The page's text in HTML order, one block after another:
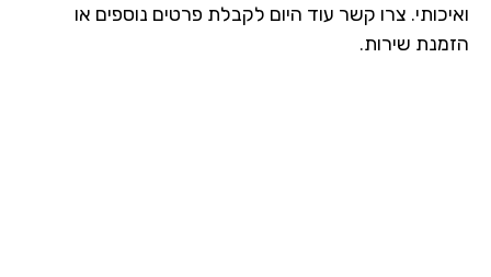
ואיכותי. צרו קשר עוד היום לקבלת פרטים נוספים או
הזמנת שירות.